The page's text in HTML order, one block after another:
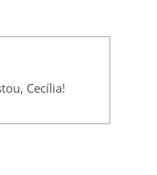
Cecília!